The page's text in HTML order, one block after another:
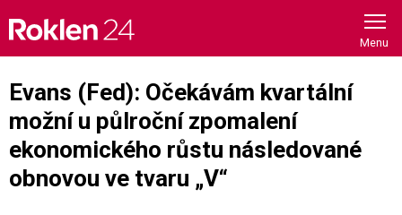
content
Evans (Fed): Očekávám kvartální
možní u půlroční zpomalení
ekonomického růstu následované
obnovou ve tvaru „V“